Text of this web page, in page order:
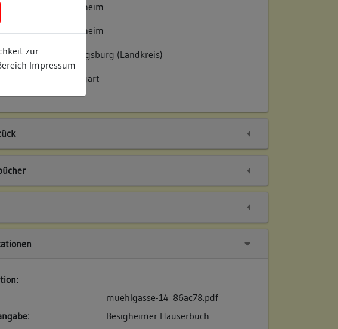
zur
Impressum
Besigheim
Besigheim
Ludwigsburg (Landkreis)
Stuttgart
muehlgasse-14_86ac78.pdf
Besigheimer Häuserbuch